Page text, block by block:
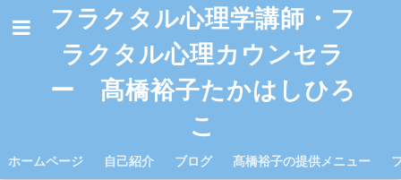
フラクタル心理学講師・フ
ラクタル心理カウンセラ
ー 髙橋裕子たかはしひろ
こ
ホームページ 自己紹介 ブログ 髙橋裕子の提供メニュー